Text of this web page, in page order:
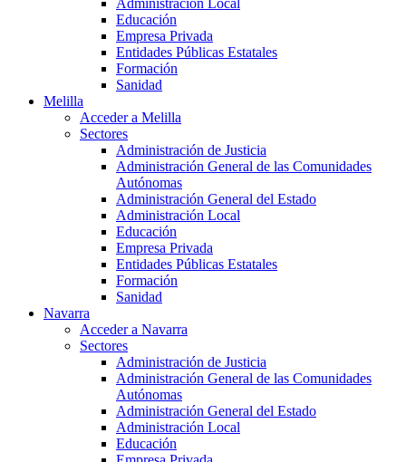
Administración Local
Educación
Empresa Privada
Entidades Públicas Estatales
Formación
Sanidad
Melilla
Acceder a Melilla
Sectores
Administración de Justicia
Administración General de las Comunidades
Autónomas
Administración General del Estado
Administración Local
Educación
Empresa Privada
Entidades Públicas Estatales
Formación
Sanidad
Navarra
Acceder a Navarra
Sectores
Administración de Justicia
Administración General de las Comunidades
Autónomas
Administración General del Estado
Administración Local
Educación